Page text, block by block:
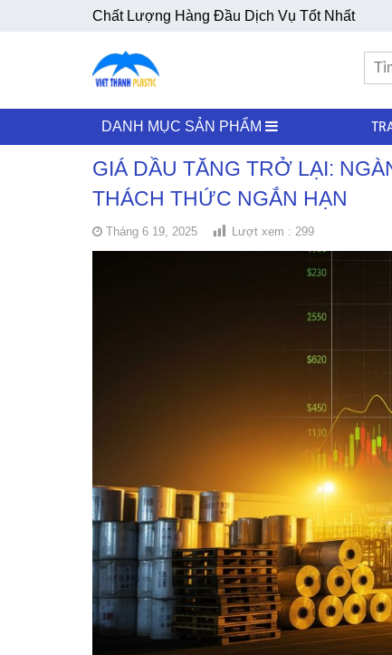
Chất Lượng Hàng Đầu Dịch Vụ Tốt Nhất
DANH MỤC SẢN PHẨM
GIÁ DẦU TĂNG TRỞ LẠI:
THÁCH THỨC NGẮN HẠN
Tháng 6 19, 2025 Lượt xem : 299